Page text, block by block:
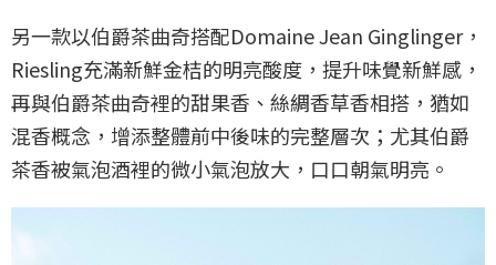
另一款以伯爵茶曲奇搭配Domaine Jean Ginglinger，
Riesling充滿新鮮金桔的明亮酸度，提升味覺新鮮感，
再與伯爵茶曲奇裡的甜果香、絲綢香草香相搭，猶如
混香概念，增添整體前中後味的完整層次；尤其伯爵
茶香被氣泡酒裡的微小氣泡放大，口口朝氣明亮。